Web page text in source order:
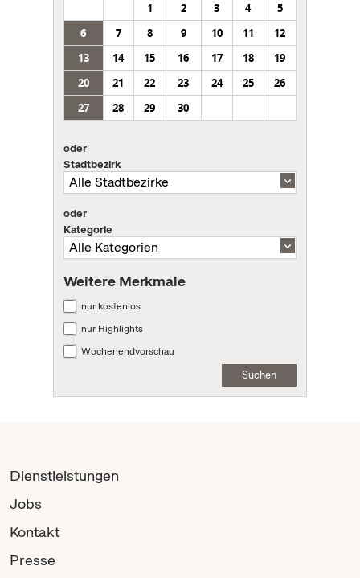
1
2 3 4
5
6
7 8 9 10 11
12
13
14 15 16 17 18
19
20
21 22 23 24 25
26
27
28 29 30
oder
Stadtbezirk
oder
Kategorie
Weitere Merkmale
nur kostenlos
nur Highlights
Wochenendvorschau
Suchen
Dienstleistungen
Jobs
Kontakt
Presse